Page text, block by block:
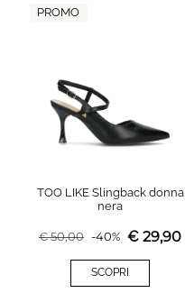
PROMO
TOO LIKE Slingback donna
nera
€50,00 -40% € 29,90
SCOPRI